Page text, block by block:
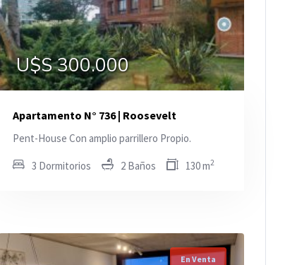
U$S 300.000
Apartamento N° 736 | Roosevelt
Pent-House Con amplio parrillero Propio.
3 Dormitorios 2 Baños 130 m2
En Venta